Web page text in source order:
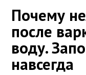
Почему
после
воду.
навсегда